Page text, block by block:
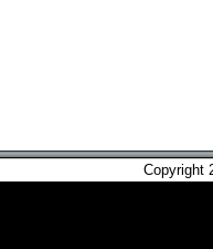
Copyright